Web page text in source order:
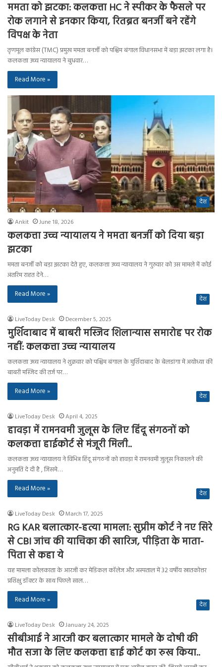
ममता को झटका: कलकत्ता HC ने स्पीकर के फैसले पर
रोक लगाने से इनकार किया, रितब्रत बनर्जी बने रहेंगे
विपक्ष के नेता
तृणमूल कांग्रेस (TMC) प्रमुख ममता बनर्जी को पश्चिम बंगाल विधानसभा में बड़ा झटका लगा है।
कलकत्ता उच्च न्यायालय ने बुधवार…
Read More »
देश
Ankit June 18, 2026
कलकत्ता उच्च न्यायालय ने ममता बनर्जी को दिया बड़ा
झटका
ममता बनर्जी को बड़ा झटका देते हुए, कलकत्ता उच्च न्यायालय ने गुरुवार को उस मामले में कोई
अंतरिम राहत देने…
Read More »
देश
LiveToday Desk December 5, 2025
मुर्शिदाबाद में बाबरी मस्जिद शिलान्यास समारोह पर रोक
नहीं: कलकत्ता उच्च न्यायालय
कलकत्ता उच्च न्यायालय ने शुक्रवार को पश्चिम बंगाल के मुर्शिदाबाद के बेलडांगा में अयोध्या की
बाबरी मस्जिद की तर्ज पर…
Read More »
देश
LiveToday Desk April 4, 2025
हावड़ा में रामनवमी जुलूस के लिए हिंदू संगठनों को
कलकत्ता हाईकोर्ट से मंजूरी मिली..
कलकत्ता उच्च न्यायालय ने विभिन्न हिंदू संगठनों को हावड़ा में रामनवमी जुलूस निकालने की
अनुमति दे दी है , जिसमे…
Read More »
देश
LiveToday Desk March 17, 2025
RG KAR बलात्कार-हत्या मामला: सुप्रीम कोर्ट ने नए सिरे
से CBI जांच की याचिका की खारिज, पीड़िता के माता-
पिता से कहा ये
यह मामला कोलकाता के आरजी कर मेडिकल कॉलेज और अस्पताल में 32 वर्षीय स्नातकोत्तर
प्रशिक्षु डॉक्टर के साथ पिछले साल…
Read More »
देश
LiveToday Desk January 24, 2025
सीबीआई ने आरजी कर बलात्कार मामले के दोषी की
मौत सजा के लिए कलकत्ता हाई कोर्ट का रुख किया..